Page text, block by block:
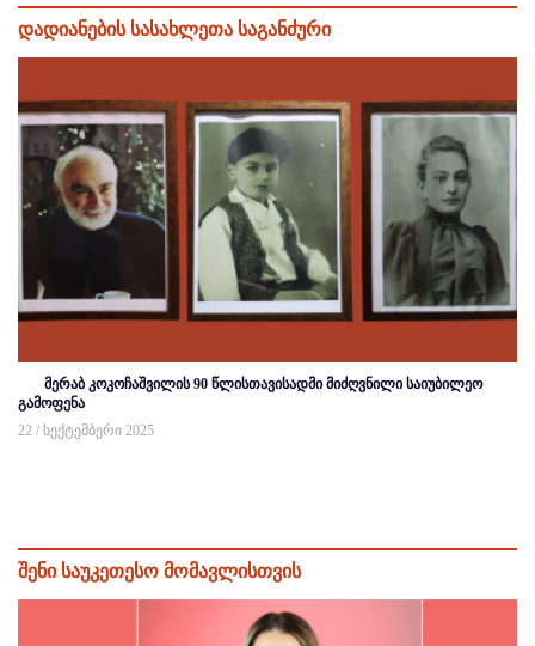
დადიანების სასახლეთა საგანძური
მერაბ კოკოჩაშვილის 90 წლისთავისადმი მიძღვნილი საიუბილეო
გამოფენა
22 / სექტემბერი 2025
შენი საუკეთესო მომავლისთვის